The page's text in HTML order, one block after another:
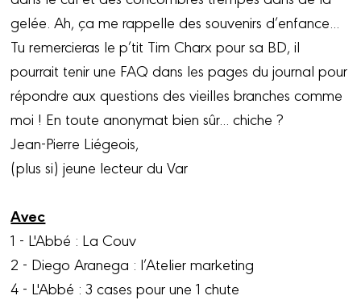
gelée. Ah, ça me rappelle des souvenirs d’enfance...
Tu remercieras le p’tit Tim Charx pour sa BD, il
pourrait tenir une FAQ dans les pages du journal pour
répondre aux questions des vieilles branches comme
moi ! En toute anonymat bien sûr... chiche ?
Jean-Pierre Liégeois,
(plus si) jeune lecteur du Var
Avec
1 - L'Abbé : La Couv
2 - Diego Aranega : l’Atelier marketing
4 - L'Abbé : 3 cases pour une 1 chute